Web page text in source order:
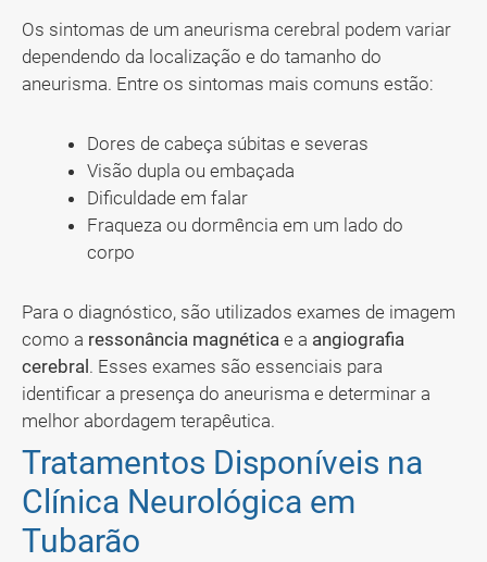
Os sintomas de um aneurisma cerebral podem variar
dependendo da localização e do tamanho do
aneurisma. Entre os sintomas mais comuns estão:
Dores de cabeça súbitas e severas
Visão dupla ou embaçada
Dificuldade em falar
Fraqueza ou dormência em um lado do
corpo
Para o diagnóstico, são utilizados exames de imagem
como a ressonância magnética e a angiografia
cerebral . Esses exames são essenciais para
identificar a presença do aneurisma e determinar a
melhor abordagem terapêutica.
Tratamentos Disponíveis na
Clínica Neurológica em
Tubarão